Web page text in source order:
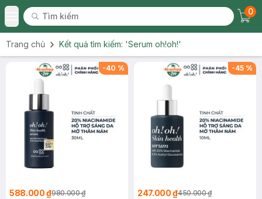
Toggle Menu
Tìm kiếm
Tìm kiếm
0
Trang chủ Kết quả tìm kiếm: 'Serum oh!oh!'
-40 %
588.000 ₫980.000 ₫
-45 %
247.000 ₫450.000 ₫